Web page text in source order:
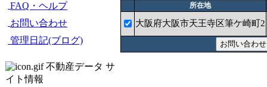
FAQ・ヘルプ
お問い合わせ
管理日記(ブログ)
不動産データ サ
イト情報
所在地
大阪府大阪市天王寺区筆ケ崎町2